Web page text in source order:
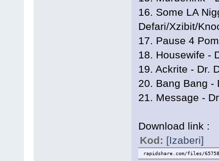
16. Some LA
Defari/Xzibit/
17. Pause 4
18. Housewife -
19. Ackrite - Dr.
20. Bang Bang -
21. Message -
Download link :
Kod: [Izaberi]
rapidshare.com/files/